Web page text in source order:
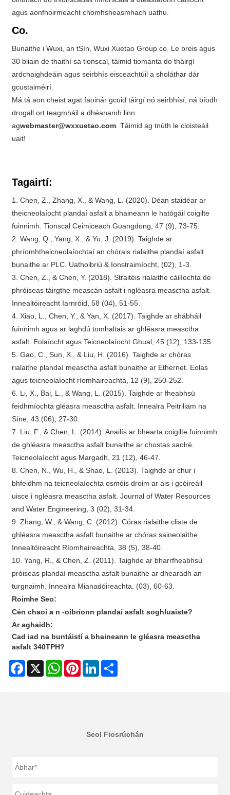
agus aonfhoirmeacht chomhsheasmhach uathu.
Co.
Bunaithe i Wuxi, an tSín, Wuxi Xuetao Group co. Le breis agus
30 bliain de thaithí sa tionscal, táimid tiomanta do tháirgí
ardchaighdeáin agus seirbhís eisceachtúil a sholáthar dár
gcustaiméirí.
Má tá aon cheist agat faoinár gcuid táirgí nó seirbhísí, ná bíodh
drogall ort teagmháil a dhéanamh linn
agwebmaster@wxxuetao.com. Táimid ag tnúth le cloisteáil
uait!
Tagairtí:
1. Chen, Z., Zhang, X., & Wang, L. (2020). Déan staidéar ar
theicneolaíocht plandaí asfalt a bhaineann le hatógáil coigilte
fuinnimh. Tionscal Ceimiceach Guangdong, 47 (9), 73-75.
2. Wang, Q., Yang, X., & Yu, J. (2019). Taighde ar
phríomhtheicneolaíochtaí an chórais rialaithe plandaí asfalt
bunaithe ar PLC. Uathoibriú & Ionstraimíocht, (02), 1-3.
3. Chen, Z., & Chen, Y. (2018). Straitéis rialaithe cáilíochta de
phróiseas táirgthe meascán asfalt i ngléasra measctha asfalt.
Innealtóireacht Iarnróid, 58 (04), 51-55.
4. Xiao, L., Chen, Y., & Yan, X. (2017). Taighde ar shábháil
fuinnimh agus ar laghdú tomhaltais ar ghléasra measctha
asfalt. Eolaíocht agus Teicneolaíocht Ghual, 45 (12), 133-135.
5. Gao, C., Sun, X., & Liu, H. (2016). Taighde ar chóras
rialaithe plandaí measctha asfalt bunaithe ar Ethernet. Eolas
agus teicneolaíocht ríomhaireachta, 12 (9), 250-252.
6. Li, X., Bai, L., & Wang, L. (2015). Taighde ar fheabhsú
feidhmíochta gléasra measctha asfalt. Innealra Peitriliam na
Síne, 43 (06), 27-30.
7. Liu, F., & Chen, L. (2014). Anailís ar bhearta coigilte fuinnimh
de ghléasra measctha asfalt bunaithe ar chostas saolré.
Teicneolaíocht agus Margadh, 21 (12), 46-47.
8. Chen, N., Wu, H., & Shao, L. (2013). Taighde ar chur i
bhfeidhm na teicneolaíochta osmóis droim ar ais i gcóireáil
uisce i ngléasra measctha asfalt. Journal of Water Resources
and Water Engineering, 3 (02), 31-34.
9. Zhang, W., & Wang, C. (2012). Córas rialaithe cliste de
ghléasra measctha asfalt bunaithe ar chóras saineolaithe.
Innealtóireacht Ríomhaireachta, 38 (5), 38-40.
10. Yang, R., & Chen, Z. (2011). Taighde ar bharrfheabhsú
próiseas plandaí measctha asfalt bunaithe ar dhearadh an
turgnaimh. Innealra Mianadóireachta, (03), 60-63.
Roimhe Seo:
Cén chaoi a n -oibríonn plandaí asfalt soghluaiste?
Ar aghaidh:
Cad iad na buntáistí a bhaineann le gléasra measctha
asfalt 340TPH?
Facebook
X WhatsAppPinterestLinkedIn
Seol Fiosrúchán